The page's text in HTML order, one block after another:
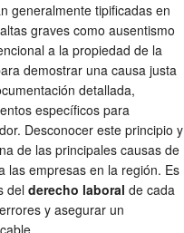
generalmente tipificadas en
graves como ausentismo
a la propiedad de la
demostrar una causa justa
detallada,
específicos para
Desconocer este principio y
de las principales causas de
las empresas en la región. Es
del derecho laboral de cada
y asegurar un